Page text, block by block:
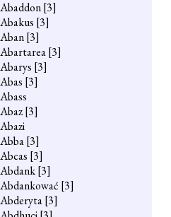
Abaddon[3]
Abakus [3]
Aban[3]
Abartarea[3]
Abarys [3]
Abas [3]
Abass
Abaz[3]
Abazi
Abba[3]
Abcas [3]
Abdank[3]
Abdankować [3]
Abderyta[3]